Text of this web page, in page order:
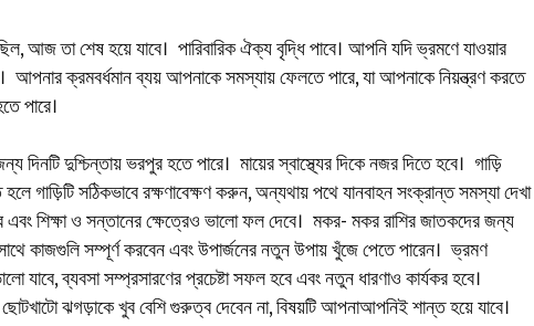
আজ তা শেষ হয়ে যাবে। পারিবারিক ঐক্য বৃদ্ধি পাবে। আপনি যদি ভ্রমণে যাওয়ার
ক্রমবর্ধমান ব্যয় আপনাকে সমস্যায় ফেলতে পারে, যা আপনাকে নিয়ন্ত্রণ করতে
পারে।
দিনটি দুশ্চিন্তায় ভরপুর হতে পারে। মায়ের স্বাস্থ্যের দিকে নজর দিতে হবে। গাড়ি
গাড়িটি সঠিকভাবে রক্ষণাবেক্ষণ করুন, অন্যথায় পথে যানবাহন সংক্রান্ত সমস্যা দেখা
এবং শিক্ষা ও সন্তানের ক্ষেত্রেও ভালো ফল দেবে। মকর- মকর রাশির জাতকদের জন্য
কাজগুলি সম্পূর্ণ করবেন এবং উপার্জনের নতুন উপায় খুঁজে পেতে পারেন। ভ্রমণ
যাবে, ব্যবসা সম্প্রসারণের প্রচেষ্টা সফল হবে এবং নতুন ধারণাও কার্যকর হবে।
ঝগড়াকে খুব বেশি গুরুত্ব দেবেন না, বিষয়টি আপনাআপনিই শান্ত হয়ে যাবে।